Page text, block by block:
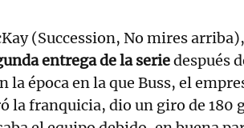
(Succession, No mires arriba),
entrega de la seriedespués
la época en la que Buss, el
la franquicia, dio un giro de 180